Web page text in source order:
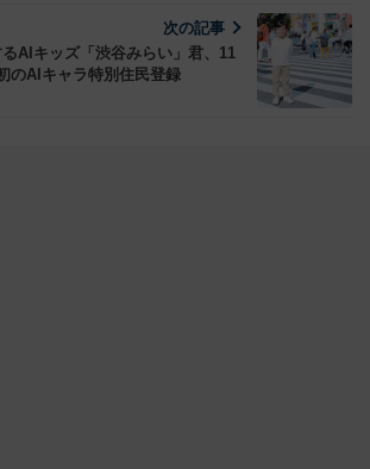
次の記事
AIキッズ「渋谷みらい」君、11
のAIキャラ特別住民登録